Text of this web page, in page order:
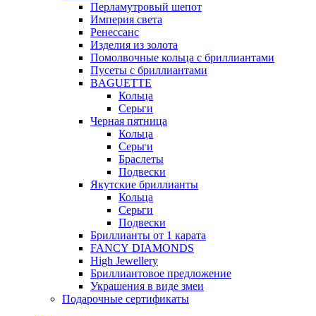
Перламутровый шепот
Империя света
Ренессанс
Изделия из золота
Помолвочные кольца с бриллиантами
Пусеты с бриллиантами
BAGUETTE
Кольца
Серьги
Черная пятница
Кольца
Серьги
Браслеты
Подвески
Якутские бриллианты
Кольца
Серьги
Подвески
Бриллианты от 1 карата
FANCY DIAMONDS
High Jewellery
Бриллиантовое предложение
Украшения в виде змеи
Подарочные сертификаты